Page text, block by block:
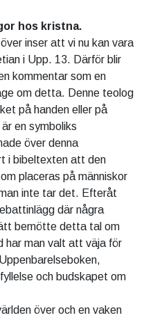
hos kristna.
inser att vi nu kan vara
i Upp. 13. Därför blir
kommentar som en
om detta. Denne teolog
på handen eller på
en symboliks
över denna
i bibeltexten att den
placeras på människor
inte tar det. Efteråt
där några
bemötte detta tal om
har man valt att väja för
och budskapet om
över och en vaken